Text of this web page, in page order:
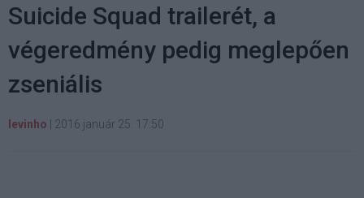
Suicide Squad trailerét, a
végeredmény pedig meglepően
zseniális
levinho 2016 január 25. 17:50